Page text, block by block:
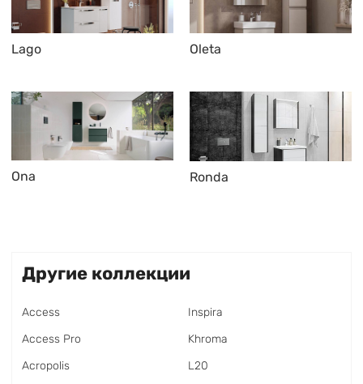
Lago Oleta
Ona Ronda
Другие коллекции
Access
Access Pro
Acropolis
Inspira
Khroma
L20